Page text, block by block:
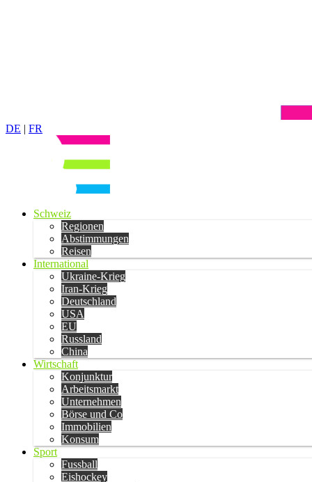
DE | FR
Schweiz
Regionen
Abstimmungen
Reisen
International
Ukraine-Krieg
Iran-Krieg
Deutschland
USA
EU
Russland
China
Wirtschaft
Konjunktur
Arbeitsmarkt
Unternehmen
Börse und Co
Immobilien
Konsum
Sport
Fussball
Eishockey